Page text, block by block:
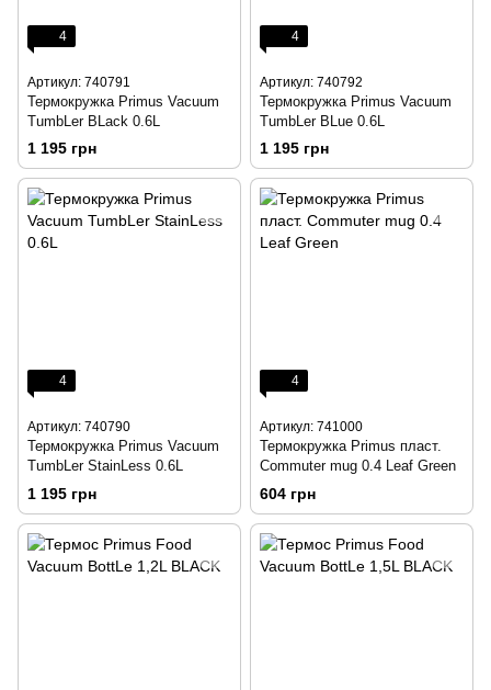
4
Артикул: 740791
Термокружка Primus Vacuum
TumbLer BLack 0.6L
1 195 грн
4
Артикул: 740792
Термокружка Primus Vacuum
TumbLer BLue 0.6L
1 195 грн
4
Артикул: 740790
Термокружка Primus Vacuum
TumbLer StainLess 0.6L
1 195 грн
4
Артикул: 741000
Термокружка Primus пласт.
Commuter mug 0.4 Leaf Green
604 грн